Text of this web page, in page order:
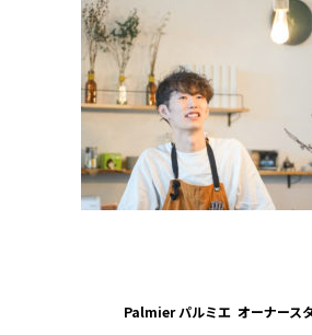
Palmier パルミエ オーナース